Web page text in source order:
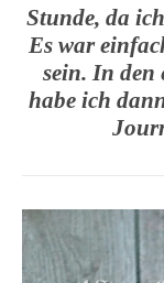
Stunde, da
Es war
sein. In den
habe ich